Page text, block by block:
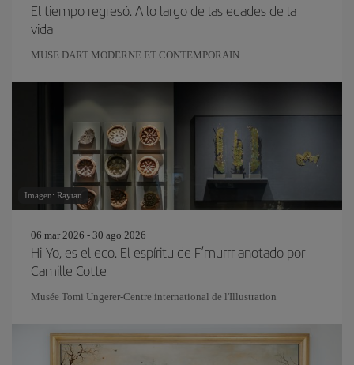
El tiempo regresó. A lo largo de las edades de la
vida
MUSE DART MODERNE ET CONTEMPORAIN
Imagen: Raytan
06 mar 2026 - 30 ago 2026
Hi-Yo, es el eco. El espíritu de F’murrr anotado por
Camille Cotte
Musée Tomi Ungerer-Centre international de l'Illustration